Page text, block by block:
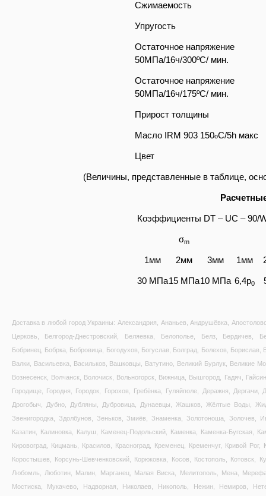
Сжимаемость
Упругость
Остаточное напряжение
50MПa/16ч/300ºC/ мин.
Остаточное напряжение
50MПa/16ч/175ºC/ мин.
Прирост толщины
Масло IRM 903 150oC/5h макс
Цвет
(Величины, представленные в таблице,
Коэффициенты DT – UC – 90/
σm
1мм 2мм 3мм 1мм
30 MПa15 MПa10 MПa 6,4p0
Доставка в любой город Украины: Александрия, Ананьев, Андрушёвка,
Церковь, Белгород-Днестровский, Беляевка, Белополье, Белз,
Бобринец, Бобрка, Бобровица, Богодухов, Богуслав, Болград, Болехов,
Валки, Васильевка, Васильков, Вашковцы, Ватутино, Великий Бурлук, Великие
Вознесенск, Волчанск, Волочиск, Вольногорск, Вижница, Вышгород, Гадяч,
Городище, Городня, Городок, Горохов, Гребёнка, Гуляйполе, Деражня,
Дрогобыч, Дубно, Дубляны, Дубровица, Дунаевцы, Жашков, Жёлтые Воды,
Звенигородка, Здолбунов, Зеньков, Змиёв, Знаменка, Золотоноша,
Казатин, Калиновка, Калуш, Каменец-Подольский, Каменка, Каменка-Бугская,
Кировоград, Кицмань, Красилов, Красноград, Кременец, Кременчуг, Кривой
Коростышев, Корсунь-Шевченковский, Корюковка, Косов, Костополь,
Любомль, Люботин, Малин, Марганец, Малая Виска, Мелитополь, Мена,
Мостиска, Мукачево, Надворная, Николаев, Никополь, Нежин, Немиров,